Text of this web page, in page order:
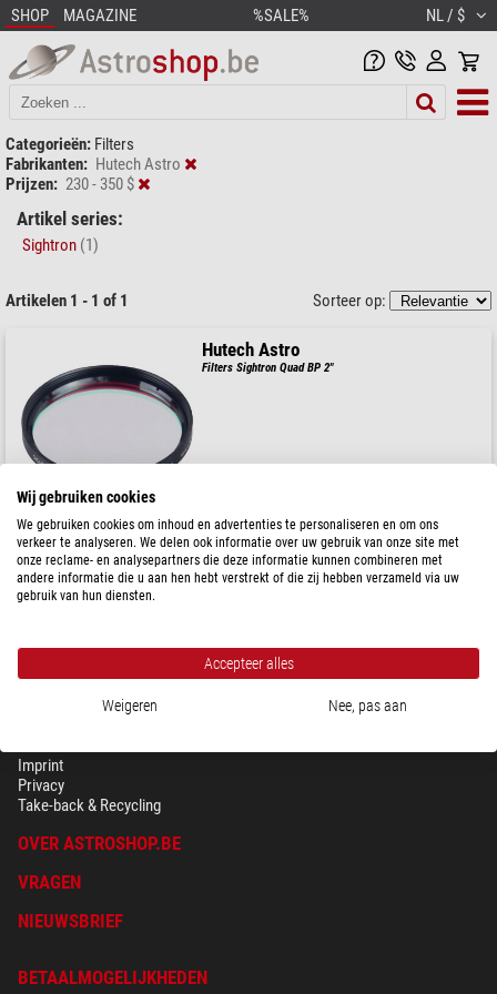
SHOP MAGAZINE %SALE% NL / $
Categorieën: Filters
Fabrikanten: Hutech Astro
Prijzen: 230 - 350 $
Artikel series:
Sightron (1)
Artikelen 1 - 1 of 1 Sorteer op:
Hutech Astro
Filters Sightron Quad BP 2"
Imprint
Privacy
Take-back & Recycling
OVER ASTROSHOP.BE
VRAGEN
NIEUWSBRIEF
BETAALMOGELIJKHEDEN
Wij gebruiken cookies
We gebruiken cookies om inhoud en advertenties te personaliseren en om ons
verkeer te analyseren. We delen ook informatie over uw gebruik van onze site met
onze reclame- en analysepartners die deze informatie kunnen combineren met
andere informatie die u aan hen hebt verstrekt of die zij hebben verzameld via uw
gebruik van hun diensten.
Accepteer alles
Weigeren Nee, pas aan